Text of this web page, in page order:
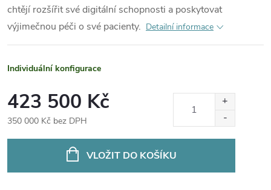
chtějí rozšířit své digitální schopnosti a poskytovat
výjimečnou péči o své pacienty. Detailní informace
Individuální konfigurace
423 500 Kč
350 000 Kč bez DPH
VLOŽIT DO KOŠÍKU